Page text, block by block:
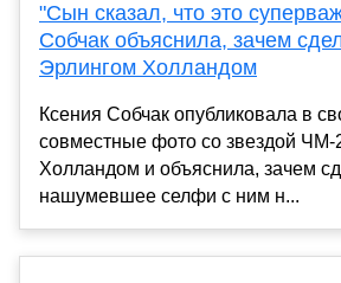
"Сын сказал, что это
Собчак объяснила, зачем
Эрлингом Холландом
Ксения Собчак опубликовала в
совместные фото со звездой ЧМ-
Холландом и объяснила, зачем
нашумевшее селфи с ним н...